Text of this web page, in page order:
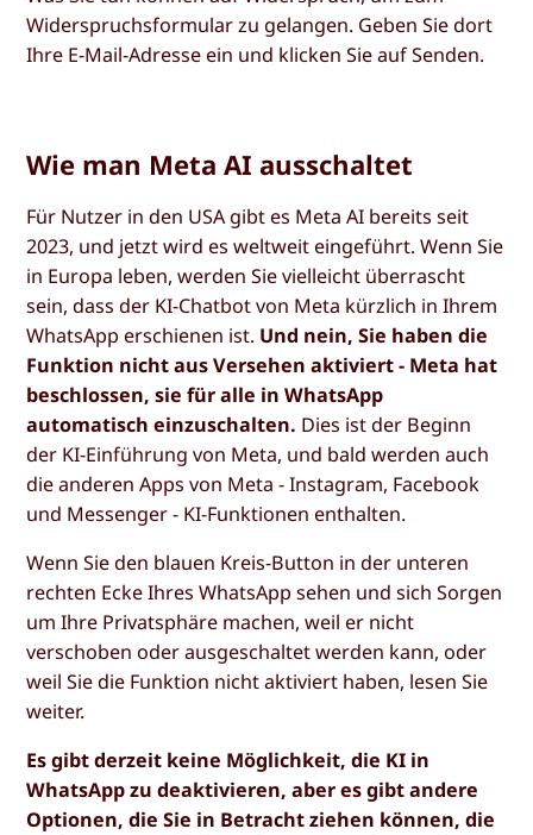
Widerspruchsformular zu gelangen. Geben Sie dort
Ihre E-Mail-Adresse ein und klicken Sie aufSenden.
Wie man Meta AI ausschaltet
Für Nutzer in den USA gibt es Meta AI bereits seit
2023, und jetzt wird es weltweit eingeführt. Wenn Sie
in Europa leben, werden Sie vielleicht überrascht
sein, dass der KI-Chatbot von Meta kürzlich in Ihrem
WhatsApp erschienen ist. Und nein, Sie haben die
Funktion nicht aus Versehen aktiviert - Meta hat
beschlossen, sie für alle in WhatsApp
automatisch einzuschalten. Dies ist der Beginn
der KI-Einführung von Meta, und bald werden auch
die anderen Apps von Meta - Instagram, Facebook
und Messenger - KI-Funktionen enthalten.
Wenn Sie den blauen Kreis-Button in der unteren
rechten Ecke Ihres WhatsApp sehen und sich Sorgen
um Ihre Privatsphäre machen, weil er nicht
verschoben oder ausgeschaltet werden kann, oder
weil Sie die Funktion nicht aktiviert haben, lesen Sie
weiter.
Es gibt derzeit keine Möglichkeit, die KI in
WhatsApp zu deaktivieren, aber es gibt andere
Optionen, die Sie in Betracht ziehen können, die